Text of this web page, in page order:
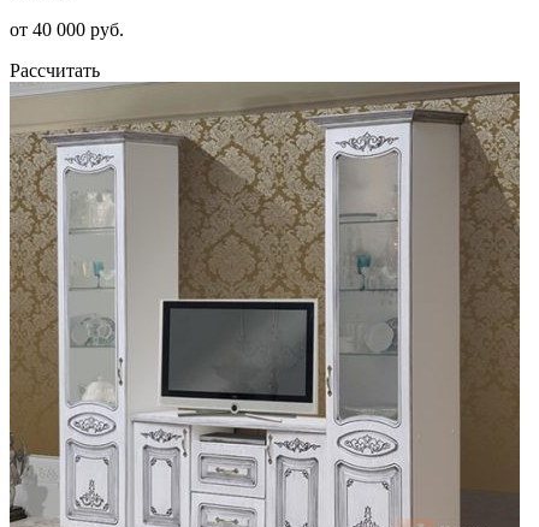
от 40 000 руб.
Рассчитать